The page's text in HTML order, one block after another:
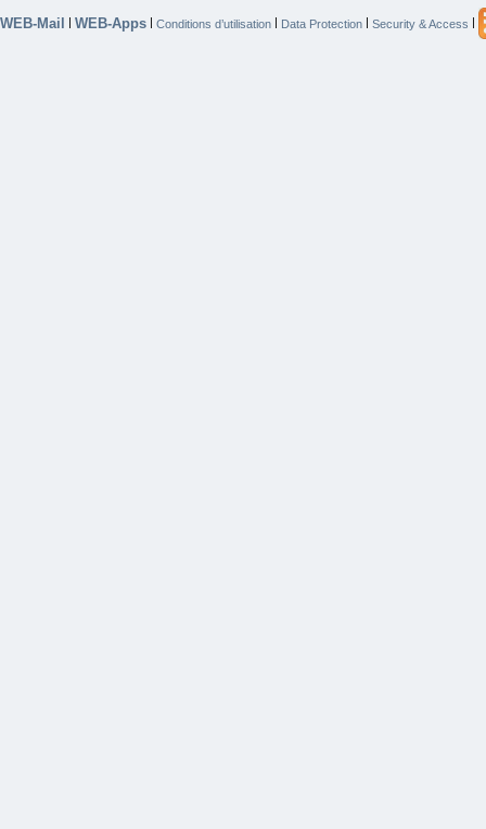
WEB-Mail | WEB-Apps | Conditions d’utilisation | Data Protection | Security & Access |